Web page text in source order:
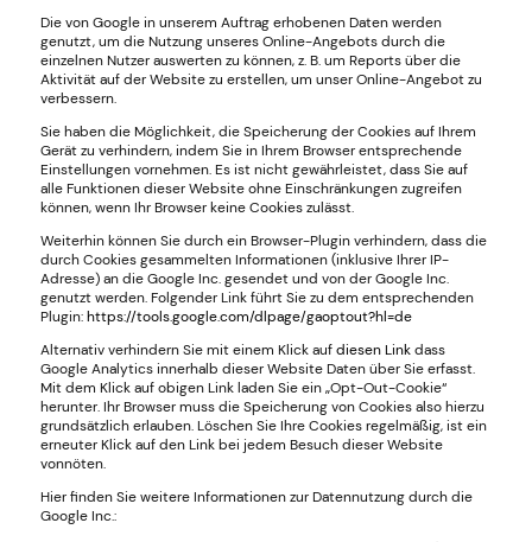
Die von Google in unserem Auftrag erhobenen Daten werden
genutzt, um die Nutzung unseres Online-Angebots durch die
einzelnen Nutzer auswerten zu können, z. B. um Reports über die
Aktivität auf der Website zu erstellen, um unser Online-Angebot zu
verbessern.
Sie haben die Möglichkeit, die Speicherung der Cookies auf Ihrem
Gerät zu verhindern, indem Sie in Ihrem Browser entsprechende
Einstellungen vornehmen. Es ist nicht gewährleistet, dass Sie auf
alle Funktionen dieser Website ohne Einschränkungen zugreifen
können, wenn Ihr Browser keine Cookies zulässt.
Weiterhin können Sie durch ein Browser-Plugin verhindern, dass die
durch Cookies gesammelten Informationen (inklusive Ihrer IP-
Adresse) an die Google Inc. gesendet und von der Google Inc.
genutzt werden. Folgender Link führt Sie zu dem entsprechenden
Plugin:https://tools.google.com/dlpage/gaoptout?hl=de
Alternativ verhindern Sie mit einem Klick aufdiesen Linkdass
Google Analytics innerhalb dieser Website Daten über Sie erfasst.
Mit dem Klick auf obigen Link laden Sie ein „Opt-Out-Cookie“
herunter. Ihr Browser muss die Speicherung von Cookies also hierzu
grundsätzlich erlauben. Löschen Sie Ihre Cookies regelmäßig, ist ein
erneuter Klick auf den Link bei jedem Besuch dieser Website
vonnöten.
Hier finden Sie weitere Informationen zur Datennutzung durch die
Google Inc.: